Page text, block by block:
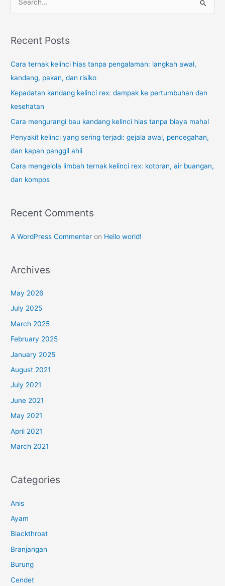
r
h
f
o
r
:
Recent Posts
Cara ternak kelinci hias tanpa pengalaman: langkah awal,
kandang, pakan, dan risiko
Kepadatan kandang kelinci rex: dampak ke pertumbuhan dan
kesehatan
Cara mengurangi bau kandang kelinci hias tanpa biaya mahal
Penyakit kelinci yang sering terjadi: gejala awal, pencegahan,
dan kapan panggil ahli
Cara mengelola limbah ternak kelinci rex: kotoran, air buangan,
dan kompos
Recent Comments
A WordPress Commenter on Hello world!
Archives
May 2026
July 2025
March 2025
February 2025
January 2025
August 2021
July 2021
June 2021
May 2021
April 2021
March 2021
Categories
Anis
Ayam
Blackthroat
Branjangan
Burung
Cendet